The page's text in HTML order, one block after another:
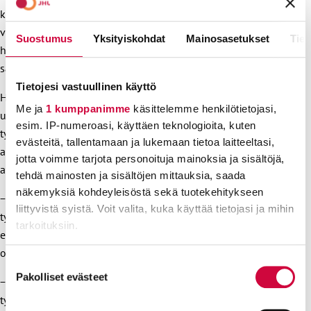
Suostumus Yksityiskohdat Mainosasetukset
Tietojesi vastuullinen käyttö
Me ja 1 kumppanimme käsittelemme henkilötietojasi,
esim. IP-numeroasi, käyttäen teknologioita, kuten
evästeitä, tallentamaan ja lukemaan tietoa laitteeltasi,
jotta voimme tarjota personoituja mainoksia ja sisältöjä,
tehdä mainosten ja sisältöjen mittauksia, saada
näkemyksiä kohdeyleisöstä sekä tuotekehitykseen
liittyvistä syistä. Voit valita, kuka käyttää tietojasi ja mihin
tarkoituksiin.
voit määrittää asetuksesi
. Voit muuttaa
valinta
Pakolliset evästeet
katetrointi) lisääntyvät. Tavoitteemme on saada työn
vaativuuteen perustuva palkkausjärjestelmä ottamaan
huomioon ja tunnustamaan nämä vaativat työtehtävät,
sanoo JHL:n vastaava sopimusasiantuntija
Henkilökohtaisten avustajien työn luonteeseen kuuluvat
usein myös sovitusti tehtävät pitkät työvuorot. Säännöllisen
työajan ylittäviä pitkiä vuoroja tehdään sekä normaalissa
arjessa että tilanteissa, joissa työnantajan matkustaessa
avustajaa tarvitaan myös matkan aikana.
− JHL ei sinänsä vastusta työn luonteeseen kuuluvia
työaikajoustoja. Nykytilanteessa henkilökohtaiset avustajat
eivät kuitenkaan saa näistä joustoista ylityökorvausta. Tähän
on saatava muutos, Tuominen toteaa.
− Tavoitteemme on saada ylityökorvauksia koskevat
työehtosopimuskirjaukset oikeudenmukaisiksi eli